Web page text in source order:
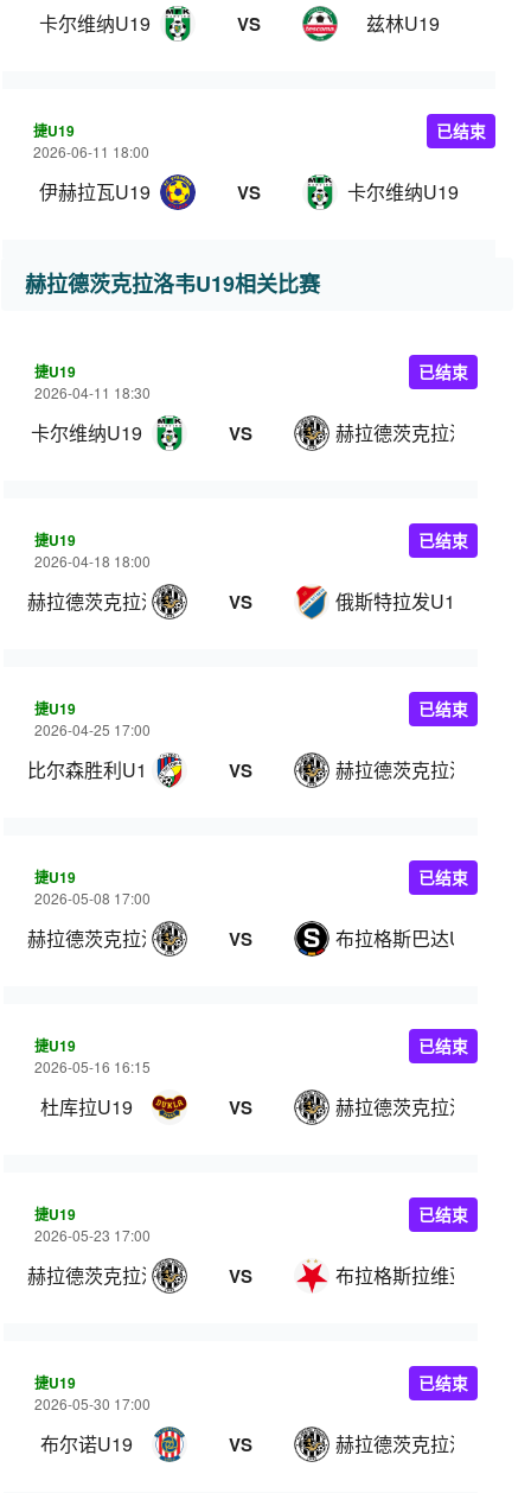
卡尔维纳U19 VS 兹林U19
捷U19
2026-06-11 18:00
伊赫拉瓦U19 VS 卡尔维纳U19
已结束
赫拉德茨克拉洛韦U19相关比赛
捷U19
2026-04-11 18:30
卡尔维纳U19 VS 赫拉德茨克拉洛韦U19
已结束
捷U19
2026-04-18 18:00
赫拉德茨克拉洛韦U19 VS 俄斯特拉发U19
已结束
捷U19
2026-04-25 17:00
比尔森胜利U19 VS 赫拉德茨克拉洛韦U19
已结束
捷U19
2026-05-08 17:00
赫拉德茨克拉洛韦U19 VS 布拉格斯巴达U19
已结束
捷U19
2026-05-16 16:15
杜库拉U19 VS 赫拉德茨克拉洛韦U19
已结束
捷U19
2026-05-23 17:00
赫拉德茨克拉洛韦U19 VS 布拉格斯拉维亚U19
已结束
捷U19
2026-05-30 17:00
布尔诺U19 VS 赫拉德茨克拉洛韦U19
已结束